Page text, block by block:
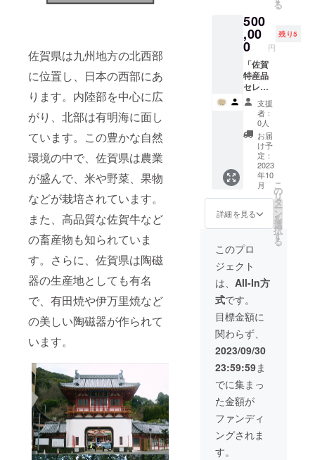
佐賀県は九州地方の北西部
に位置し、日本の西部にあ
ります。内陸部を中心に広
がり、北部は有明海に面し
ています。この豊かな自然
環境の中で、佐賀県は農業
が盛んで、米や野菜、果物
などが栽培されています。
また、高品質な佐賀牛など
の畜産物も知られていま
す。さらに、佐賀県は陶磁
器の生産地としても有名
で、有田焼や伊万里焼など
の美しい陶磁器が作られて
います。
す。
BOX
は、佐
賀の魅
力を一
度に楽
しむ絶
好の機
会で
す。自
分用に
も贈り
物とし
ても最
適で、
佐賀の
味と文
化をぜ
ひご堪
【BOX
こちら
でセレ
クトし
た佐賀
の農産
物（佐
賀米、
佐賀野
等）・
加工品
（佐賀
海苔・
醤油
等）佐
賀を味
いま
す。 地
元農家
や職人
の情熱
が詰
まった
おいし
い逸品
や、伝
統的な
技術が
光る特
産品
が、あ
なたの
食卓や
生活を
す。 こ
のセレ
クト
BOX
は、佐
賀の魅
力を一
度に楽
しむ絶
好の機
会で
す。自
分用に
も贈り
物とし
ても最
適で、
佐賀の
わせた
贅沢な
セット
です。
この
ボック
スに
は、佐
賀なら
ではの
美味し
い食品
や魅力
的な工
芸品が
詰め込
まれて
いま
す。 地
元農家
や職人
の情熱
が詰
まった
おいし
い逸品
や、伝
統的な
技術が
光る特
産品
が、あ
なたの
食卓や
生活を
豊かに
彩りま
す。 こ
る
500
,00
0 円
残り5
「佐賀
特産品
セレク
ト
BOX」
＋協賛
スポン
サー 佐
賀県の
豊かな
風土が
育んだ
厳選さ
れた特
産品を
詰め合
わせた
贅沢な
セット
です。
この
ボック
スに
は、佐
賀なら
ではの
美味し
い食品
や魅力
的な工
芸品が
詰め込
まれて
いま
支援
者：
0人
お届
け予
定：
2023
年10
月
詳細を見る
こ
の
リ
タ
ー
ン
を
選
択
す
る
このプロ
ジェクト
は、 All-In方
式です。
目標金額に
関わらず、
2023/09/30
23:59:59ま
でに集まっ
た金額が
ファンディ
ングされま
す。